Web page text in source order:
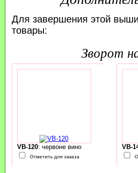
Для завершения этой
товары:
зворот
VB-120: червоне вино
Отметить для заказа
VB-